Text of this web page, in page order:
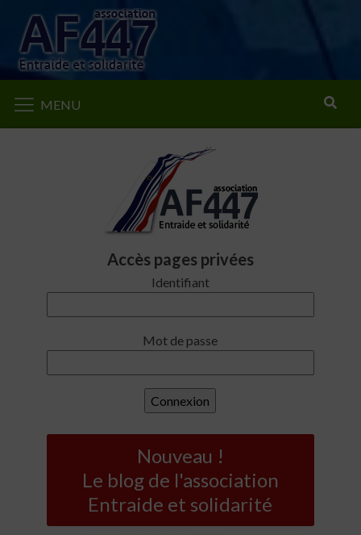
MENU
Accès pages privées
Identifiant
Mot de passe
Nouveau !
Le blog de l'association
Entraide et solidarité